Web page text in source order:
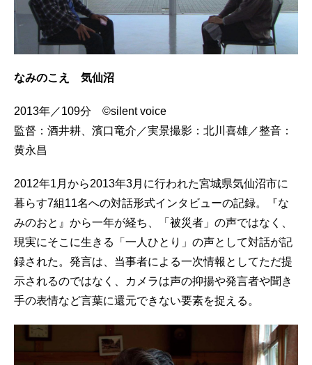
なみのこえ 気仙沼
2013年／109分 ©silent voice
監督：酒井耕、濱口竜介／実景撮影：北川喜雄／整音：
黄永昌
2012年1月から2013年3月に行われた宮城県気仙沼市に
暮らす7組11名への対話形式インタビューの記録。『な
みのおと』から一年が経ち、「被災者」の声ではなく、
現実にそこに生きる「一人ひとり」の声として対話が記
録された。発言は、当事者による一次情報としてただ提
示されるのではなく、カメラは声の抑揚や発言者や聞き
手の表情など言葉に還元できない要素を捉える。